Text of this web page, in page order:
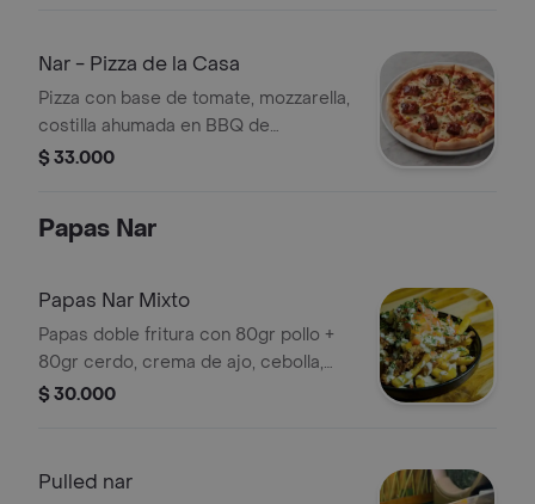
Nar - Pizza de la Casa
Pizza con base de tomate, mozzarella,
costilla ahumada en BBQ de
tamarindo, pollo y maíz.
$ 33.000
Papas Nar
Papas Nar Mixto
Papas doble fritura con 80gr pollo +
80gr cerdo, crema de ajo, cebolla,
tomate y cilantro.
$ 30.000
Pulled nar